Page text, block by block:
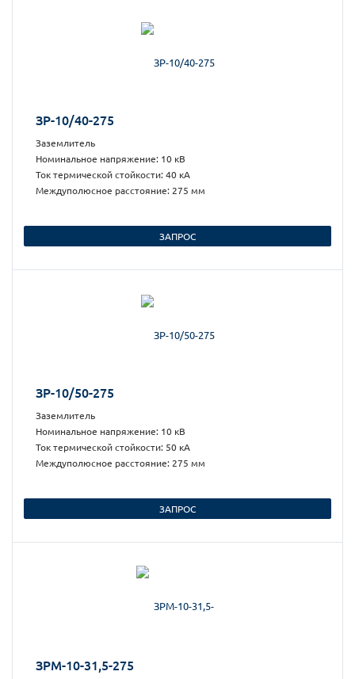
ЗР-10/40-275
Заземлитель
Номинальное напряжение: 10 кВ
Ток термической стойкости: 40 кА
Междуполюсное расстояние: 275 мм
ЗАПРОС
ЗР-10/50-275
Заземлитель
Номинальное напряжение: 10 кВ
Ток термической стойкости: 50 кА
Междуполюсное расстояние: 275 мм
ЗАПРОС
ЗРМ-10-31,5-275